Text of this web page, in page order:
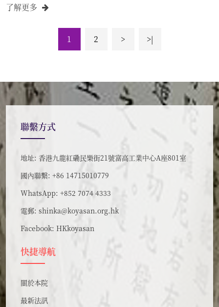
典的權威註解。其中， 如「大日如來」、「不動明王」
科學家。陰曆中的新曆和觀察天文的「渾天儀」皆為其
所作。 重要譯典：《大日經》七卷、《大日經疏》二十
了解更多
1 2 > >|
聯繫方式
地址: 香港九龍紅磡民樂街21號富高工業中心A座801室
國內聯繫: +86 14715010779
WhatsApp: +852 7074 4333
電郵: shinka@koyasan.org.hk
Facebook: HKkoyasan
快捷導航
關於本院
最新法訊